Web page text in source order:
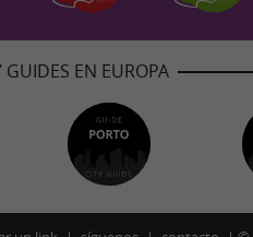
GUIDES EN EUROPA